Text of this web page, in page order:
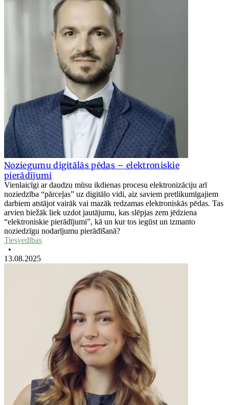
Noziegumu digitālās pēdas – elektroniskie
pierādījumi
Vienlaicīgi ar daudzu mūsu ikdienas procesu elektronizāciju arī
noziedzība “pārceļas” uz digitālo vidi, aiz saviem pretlikumīgajiem
darbiem atstājot vairāk vai mazāk redzamas elektroniskās pēdas. Tas
arvien biežāk liek uzdot jautājumu, kas slēpjas zem jēdziena
“elektroniskie pierādījumi”, kā un kur tos iegūst un izmanto
noziedzīgu nodarījumu pierādīšanā?
Tiesvedības
•
13.08.2025